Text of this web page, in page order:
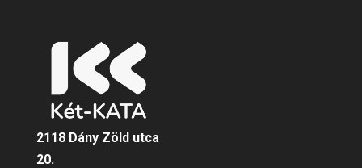
2118 Dány Zöld utca
20.